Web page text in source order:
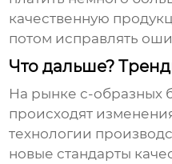
качественную
потом исправлять
Что дальше?
На рынке с-образных
происходят
технологии
новые стандарты